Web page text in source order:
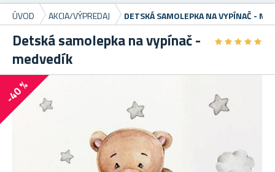
ÚVOD
AKCIA/VÝPREDAJ DETSKÁ SAMOLEPKA NA VYPÍNAČ -
Detská samolepka na vypínač -
medvedík
★★★★★
★★★★★
-40 %